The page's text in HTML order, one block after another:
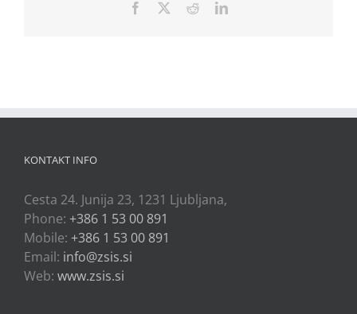
Facebook RedditLinkedIn
KONTAKT INFO
Cesta 24. Junija 23, 1231 Ljubljana,
Phone: +386 1 53 00 891
Mobile: +386 1 53 00 891
Email: info@zsis.si
Web: www.zsis.si